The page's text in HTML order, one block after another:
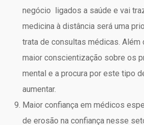
negócio ligados a saúde e vai
medicina à distância será uma
trata de consultas médicas.
maior conscientização sobre os
mental e a procura por este tipo
aumentar.
Maior confiança em médicos
de erosão na confiança nesse